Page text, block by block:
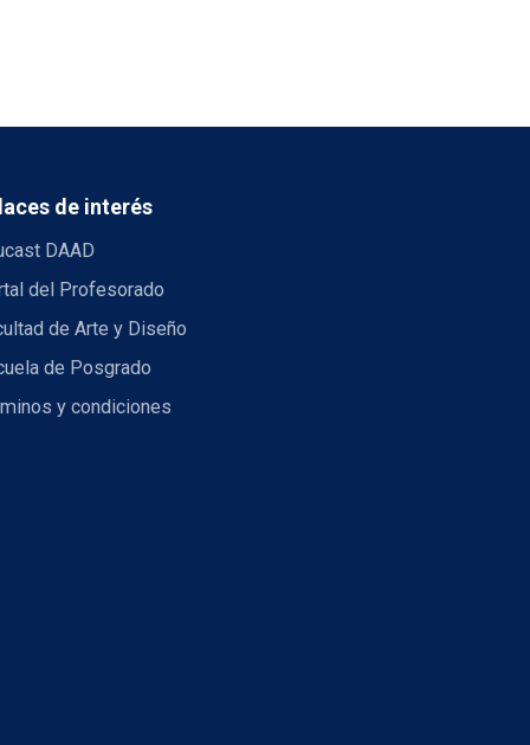
de interés
DAAD
del Profesorado
de Arte y Diseño
de Posgrado
y condiciones